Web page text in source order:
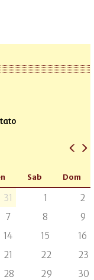
Sab Dom
31 1
2
7 8
9
14 15
16
21 22
23
28 29
30